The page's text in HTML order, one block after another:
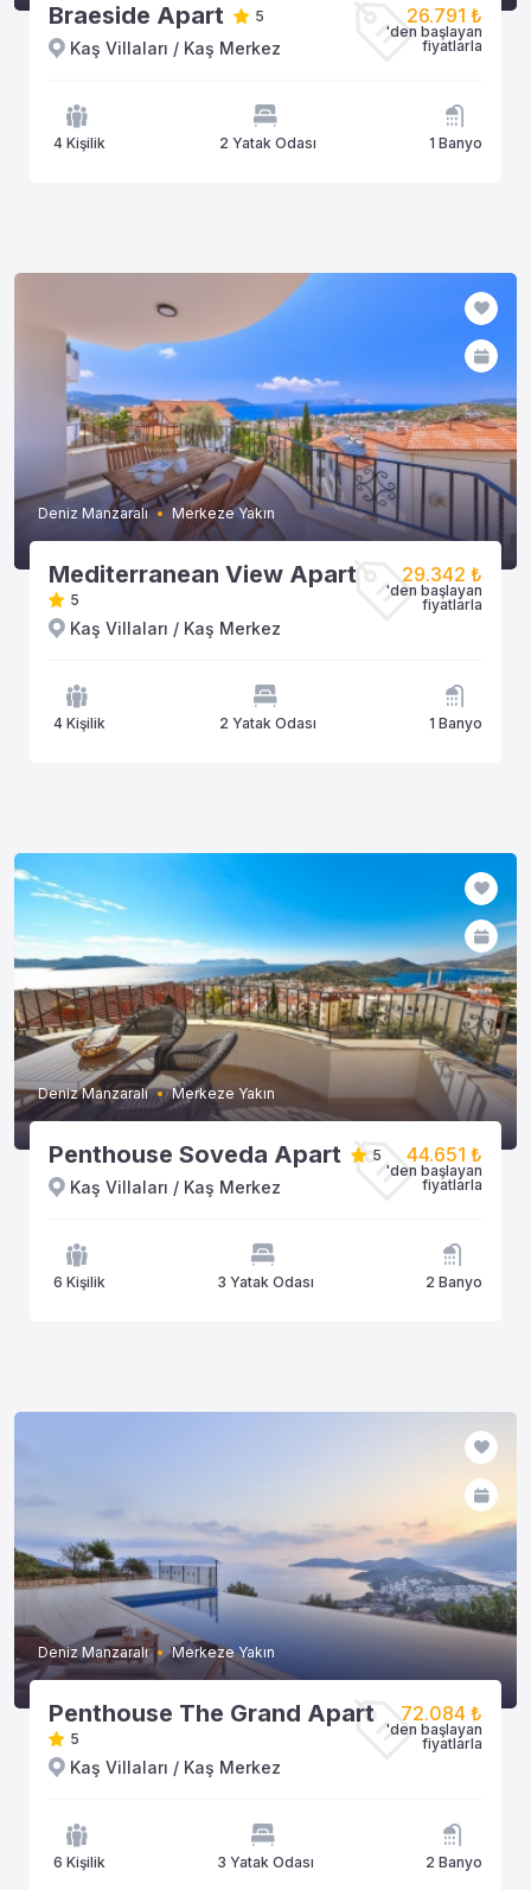
Braeside Apart 5
Kaş Villaları / Kaş Merkez
26.791 ₺
'den başlayan
fiyatlarla
4 Kişilik 2 Yatak Odası 1 Banyo
Deniz Manzaralı Merkeze Yakın
Mediterranean View Apart
5
Kaş Villaları / Kaş Merkez
29.342 ₺
'den başlayan
fiyatlarla
4 Kişilik 2 Yatak Odası 1 Banyo
Deniz Manzaralı Merkeze Yakın
Penthouse Soveda Apart 5
Kaş Villaları / Kaş Merkez
44.651 ₺
'den başlayan
fiyatlarla
6 Kişilik 3 Yatak Odası 2 Banyo
Deniz Manzaralı Merkeze Yakın
Penthouse The Grand Apart
5
Kaş Villaları / Kaş Merkez
72.084 ₺
'den başlayan
fiyatlarla
6 Kişilik 3 Yatak Odası 2 Banyo